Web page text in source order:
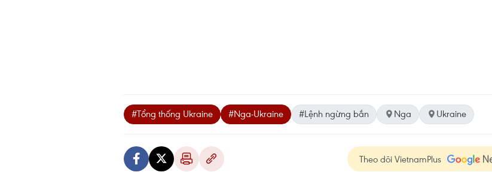
#Tổng thống Ukraine #Nga-Ukraine #Lệnh ngừng bắn Nga Ukraine
Theo dõi VietnamPlus